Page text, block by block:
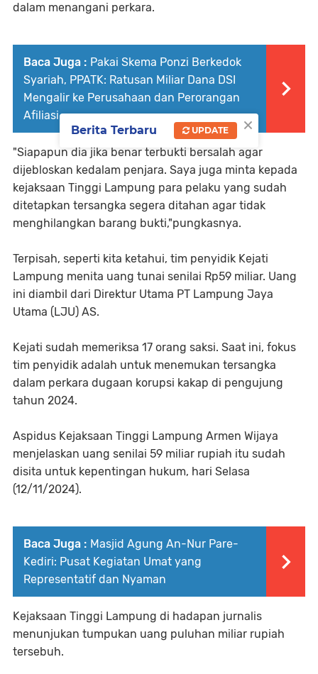
dalam menangani perkara.
Baca Juga : Pakai Skema Ponzi Berkedok
Syariah, PPATK: Ratusan Miliar Dana DSI
Mengalir ke Perusahaan dan Perorangan
Afiliasi
"Siapapun dia jika benar terbukti bersalah agar
dijebloskan kedalam penjara. Saya juga minta kepada
kejaksaan Tinggi Lampung para pelaku yang sudah
ditetapkan tersangka segera ditahan agar tidak
menghilangkan barang bukti,"pungkasnya.
Terpisah, seperti kita ketahui, tim penyidik Kejati
Lampung menita uang tunai senilai Rp59 miliar. Uang
ini diambil dari Direktur Utama PT Lampung Jaya
Utama (LJU) AS.
Kejati sudah memeriksa 17 orang saksi. Saat ini, fokus
tim penyidik adalah untuk menemukan tersangka
dalam perkara dugaan korupsi kakap di pengujung
tahun 2024.
Aspidus Kejaksaan Tinggi Lampung Armen Wijaya
menjelaskan uang senilai 59 miliar rupiah itu sudah
disita untuk kepentingan hukum, hari Selasa
(12/11/2024).
Baca Juga : Masjid Agung An-Nur Pare-
Kediri: Pusat Kegiatan Umat yang
Representatif dan Nyaman
Kejaksaan Tinggi Lampung di hadapan jurnalis
menunjukan tumpukan uang puluhan miliar rupiah
tersebuh.
×
Berita Terbaru UPDATE